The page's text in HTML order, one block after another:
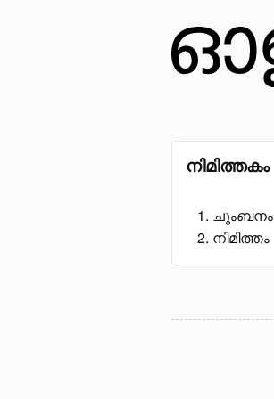
നിമിത്തകം
ചുംബനം
നിമിത്തം